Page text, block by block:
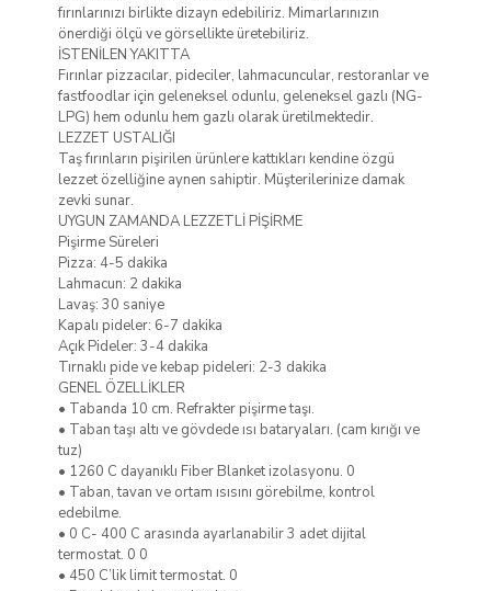
fırınlarınızı birlikte dizayn edebiliriz. Mimarlarınızın
önerdiği ölçü ve görsellikte üretebiliriz.
İSTENİLEN YAKITTA
Fırınlar pizzacılar, pideciler, lahmacuncular, restoranlar ve
fastfoodlar için geleneksel odunlu, geleneksel gazlı (NG-
LPG) hem odunlu hem gazlı olarak üretilmektedir.
LEZZET USTALIĞI
Taş fırınların pişirilen ürünlere kattıkları kendine özgü
lezzet özelliğine aynen sahiptir. Müşterilerinize damak
zevki sunar.
UYGUN ZAMANDA LEZZETLİ PİŞİRME
Pişirme Süreleri
Pizza: 4-5 dakika
Lahmacun: 2 dakika
Lavaş: 30 saniye
Kapalı pideler: 6-7 dakika
Açık Pideler: 3-4 dakika
Tırnaklı pide ve kebap pideleri: 2-3 dakika
GENEL ÖZELLİKLER
• Tabanda 10 cm. Refrakter pişirme taşı.
• Taban taşı altı ve gövdede ısı bataryaları. (cam kırığı ve
tuz)
• 1260 C dayanıklı Fiber Blanket izolasyonu. 0
• Taban, tavan ve ortam ısısını görebilme, kontrol
edebilme.
• 0 C- 400 C arasında ayarlanabilir 3 adet dijital
termostat. 0 0
• 450 C’lik limit termostat. 0